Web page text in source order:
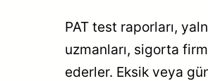
PAT test raporları,
uzmanları, sigorta
ederler. Eksik veya